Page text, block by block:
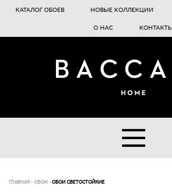
КАТАЛОГ ОБОЕВ НОВЫЕ КОЛЛЕКЦИИ
О НАС КОНТАКТЫ
ГЛАВНАЯ - ОБОИ - ОБОИ СВЕТОСТОЙКИЕ